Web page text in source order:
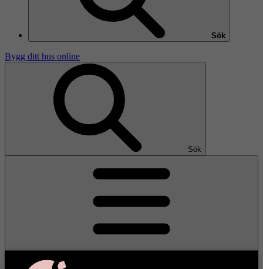
Sök
Bygg ditt hus online
Sök